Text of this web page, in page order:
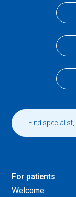
For patients
Welcome